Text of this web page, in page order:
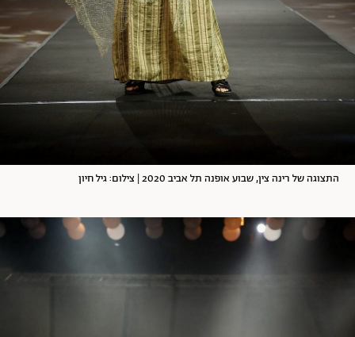
התצוגה של רינה צין, שבוע אופנה תל אביב 2020 | צילום: גיל חיון